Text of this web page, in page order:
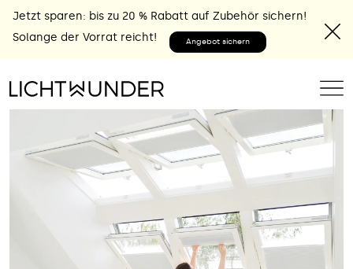
Jetzt sparen: bis zu 20 % Rabatt auf Zubehör sichern!
Solange der Vorrat reicht!
Angebot sichern